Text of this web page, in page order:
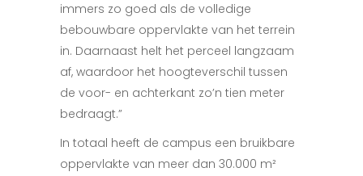
immers zo goed als de volledige
bebouwbare oppervlakte van het terrein
in. Daarnaast helt het perceel langzaam
af, waardoor het hoogteverschil tussen
de voor- en achterkant zo’n tien meter
bedraagt.”
In totaal heeft de campus een bruikbare
oppervlakte van meer dan 30.000 m²